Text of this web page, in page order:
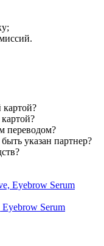
картой?
переводом?
указан партнер?
Serum